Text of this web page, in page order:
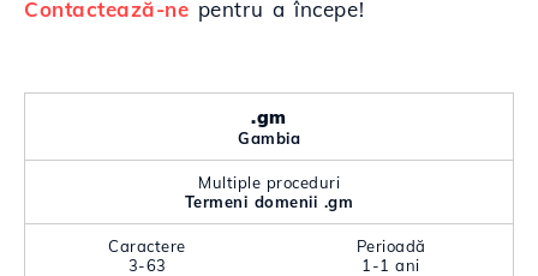
Contactează-ne pentru a începe!
.gm
Gambia
Multiple proceduri
Termeni domenii .gm
Caractere
3-63
Perioadă
1-1 ani